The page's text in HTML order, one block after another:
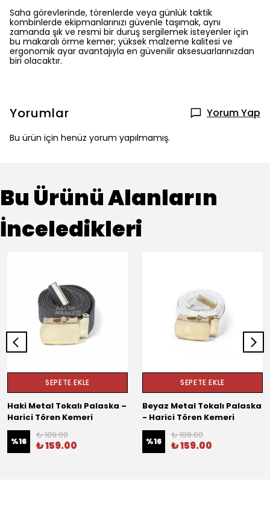
Saha görevlerinde, törenlerde veya günlük taktik
kombinlerde ekipmanlarınızı güvenle taşımak, aynı
zamanda şık ve resmi bir duruş sergilemek isteyenler için
bu makaralı örme kemer; yüksek malzeme kalitesi ve
ergonomik ayar avantajıyla en güvenilir aksesuarlarınızdan
biri olacaktır.
Yorumlar Yorum Yap
Bu ürün için henüz yorum yapılmamış.
Bu Ürünü Alanların
İnceledikleri
SEPETE EKLE
Haki Metal Tokalı Palaska –
Harici Tören Kemeri
%16
₺ 189.00
₺ 159.00
SEPETE EKLE
Beyaz Metal Tokalı Palaska
- Harici Tören Kemeri
%16
₺ 189.00
₺ 159.00